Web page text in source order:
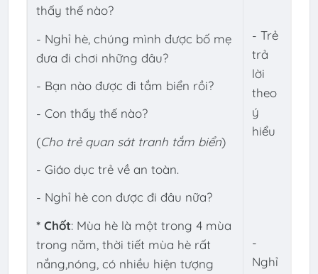
thấy thế nào?
- Nghỉ hè, chúng mình được bố mẹ
đưa đi chơi những đâu?
- Bạn nào được đi tắm biển rồi?
- Con thấy thế nào?
(Cho trẻ quan sát tranh tắm biển)
- Giáo dục trẻ về an toàn.
- Nghỉ hè con được đi đâu nữa?
* Chốt: Mùa hè là một trong 4 mùa
trong năm, thời tiết mùa hè rất
nắng,nóng, có nhiều hiện tượng
- Trẻ
trả
lời
theo
ý
hiểu
-
Nghỉ